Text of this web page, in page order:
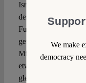
Israel verpflichten
des
Funktionsfähigkeit
getroffene
Mitgliedstaaten
etwa im Bereich des
gleichwohl nicht
We make
democracy